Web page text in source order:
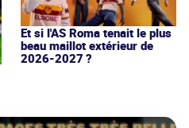
Et si l'AS Roma tenait le plus
beau maillot extérieur de
2026-2027 ?